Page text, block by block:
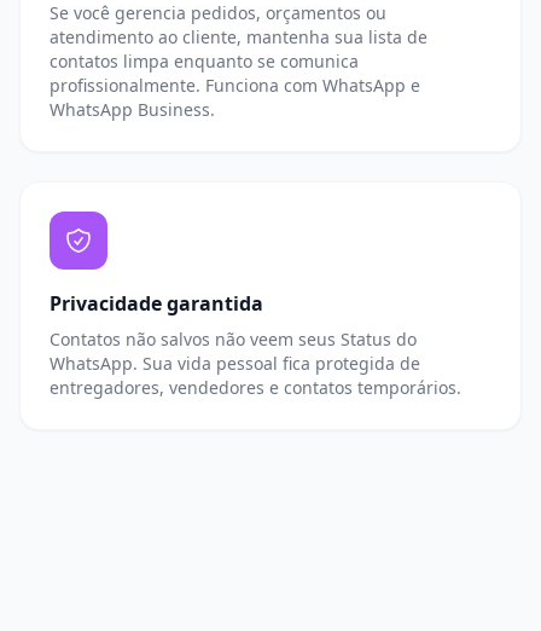
Se você gerencia pedidos, orçamentos ou
atendimento ao cliente, mantenha sua lista de
contatos limpa enquanto se comunica
profissionalmente. Funciona com WhatsApp e
WhatsApp Business.
Privacidade garantida
Contatos não salvos não veem seus Status do
WhatsApp. Sua vida pessoal fica protegida de
entregadores, vendedores e contatos temporários.